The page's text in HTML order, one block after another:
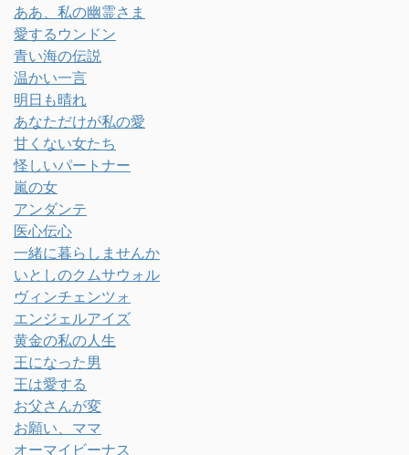
ああ、私の幽霊さま
愛するウンドン
青い海の伝説
温かい一言
明日も晴れ
あなただけが私の愛
甘くない女たち
怪しいパートナー
嵐の女
アンダンテ
医心伝心
一緒に暮らしませんか
いとしのクムサウォル
ヴィンチェンツォ
エンジェルアイズ
黄金の私の人生
王になった男
王は愛する
お父さんが変
お願い、ママ
オーマイビーナス